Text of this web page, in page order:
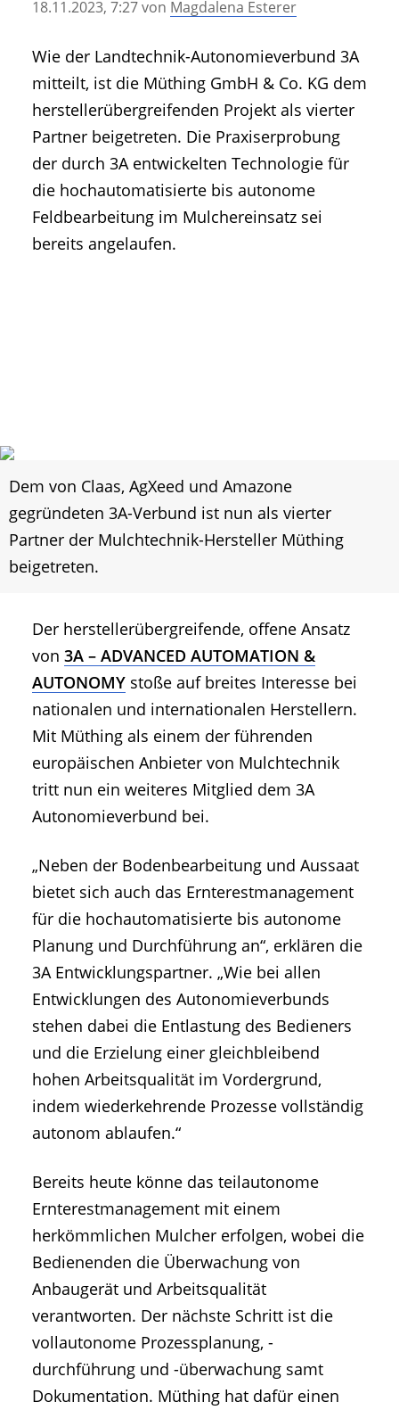
• Geschichte und Geschichten
• Mitteilung der Redaktion
• Agritechnica Neuheiten Archiv
• Artikel nach Hersteller/Marke
18.11.2023, 7:27von Magdalena Esterer
Wie der Landtechnik-Autonomieverbund 3A
mitteilt, ist die Müthing GmbH & Co. KG dem
herstellerübergreifenden Projekt als vierter
Partner beigetreten. Die Praxiserprobung
der durch 3A entwickelten Technologie für
die hochautomatisierte bis autonome
Feldbearbeitung im Mulchereinsatz sei
bereits angelaufen.
Dem von Claas, AgXeed und Amazone
gegründeten 3A-Verbund ist nun als vierter
Partner der Mulchtechnik-Hersteller Müthing
beigetreten.
Der herstellerübergreifende, offene Ansatz
von 3A – ADVANCED AUTOMATION &
AUTONOMY stoße auf breites Interesse bei
nationalen und internationalen Herstellern.
Mit Müthing als einem der führenden
europäischen Anbieter von Mulchtechnik
tritt nun ein weiteres Mitglied dem 3A
Autonomieverbund bei.
„Neben der Bodenbearbeitung und Aussaat
bietet sich auch das Ernterestmanagement
für die hochautomatisierte bis autonome
Planung und Durchführung an“, erklären die
3A Entwicklungspartner. „Wie bei allen
Entwicklungen des Autonomieverbunds
stehen dabei die Entlastung des Bedieners
und die Erzielung einer gleichbleibend
hohen Arbeitsqualität im Vordergrund,
indem wiederkehrende Prozesse vollständig
autonom ablaufen.“
Bereits heute könne das teilautonome
Ernterestmanagement mit einem
herkömmlichen Mulcher erfolgen, wobei die
Bedienenden die Überwachung von
Anbaugerät und Arbeitsqualität
verantworten. Der nächste Schritt ist die
vollautonome Prozessplanung, -
durchführung und -überwachung samt
Dokumentation. Müthing hat dafür einen